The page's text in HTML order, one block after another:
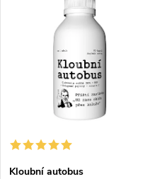
Kloubní autobus